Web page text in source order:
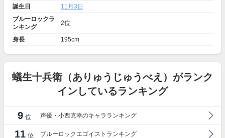
誕生日
11月3日
ブルーロックラ
ンキング
2位
身長 195cm
蟻生十兵衛（ありゅうじゅうべえ）がランク
インしているランキング
9 位 声優・小西克幸のキャラランキング
11 位 ブルーロックエゴイストランキング